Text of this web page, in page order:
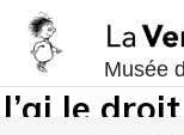
Musée
J’ai le